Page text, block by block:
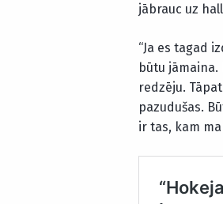
jābrauc uz
“Ja es tagad
būtu
redzēju.
pazudušas.
ir tas, kam